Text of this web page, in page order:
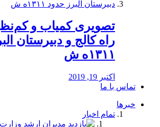
️تصویری کمیاب و
راه كالج و دبيرستان
۱۳۱۱ه ش
اکتبر 19, 2019
تماس با ما
خبرها
تمام اخبار